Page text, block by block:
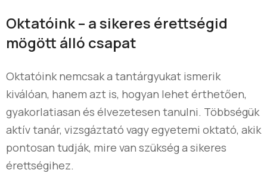
Oktatóink – a sikeres érettségid
mögött álló csapat
Oktatóink nemcsak a tantárgyukat ismerik
kiválóan, hanem azt is, hogyan lehet érthetően,
gyakorlatiasan és élvezetesen tanulni. Többségük
aktív tanár, vizsgáztató vagy egyetemi oktató, akik
pontosan tudják, mire van szükség a sikeres
érettségihez.